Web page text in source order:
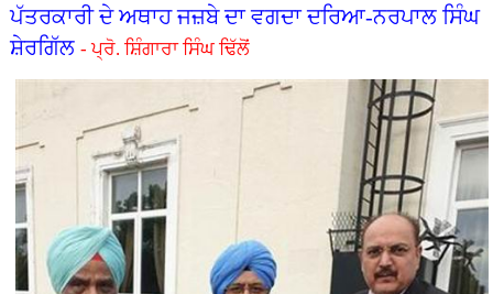
ਪੱਤਰਕਾਰੀ ਦੇ ਅਥਾਹ ਜਜ਼ਬੇ ਦਾ ਵਗਦਾ ਦਰਿਆ-ਨਰਪਾਲ ਸਿੰਘ
ਸ਼ੇਰਗਿੱਲ - ਪ੍ਰੋ. ਸ਼ਿੰਗਾਰਾ ਸਿੰਘ ਢਿੱਲੋਂ